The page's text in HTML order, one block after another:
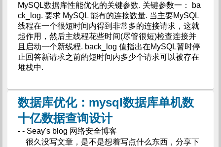
MySQL数据库性能优化的关键参数. 关键参数一： ba
ck_log. 要求 MySQL 能有的连接数量. 当主要MySQL
线程在一个很短时间内得到非常多的连接请求，这就
起作用，然后主线程花些时间(尽管很短)检查连接并
且启动一个新线程. back_log 值指出在MySQL暂时停
止回答新请求之前的短时间内多少个请求可以被存在
堆栈中.
数据库优化：mysql数据库单机数
十亿数据查询设计
- - Seay's blog 网络安全博客
很久没写文章，是不是想着写点什么东西，分享下